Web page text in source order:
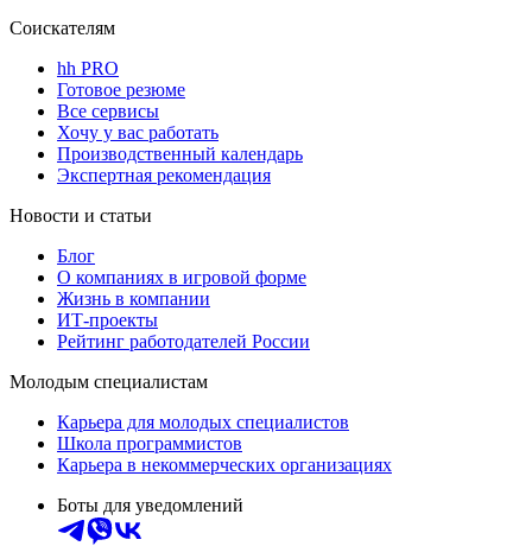
Соискателям
hh PRO
Готовое резюме
Все сервисы
Хочу у вас работать
Производственный календарь
Экспертная рекомендация
Новости и статьи
Блог
О компаниях в игровой форме
Жизнь в компании
ИТ-проекты
Рейтинг работодателей России
Молодым специалистам
Карьера для молодых специалистов
Школа программистов
Карьера в некоммерческих организациях
Боты для уведомлений